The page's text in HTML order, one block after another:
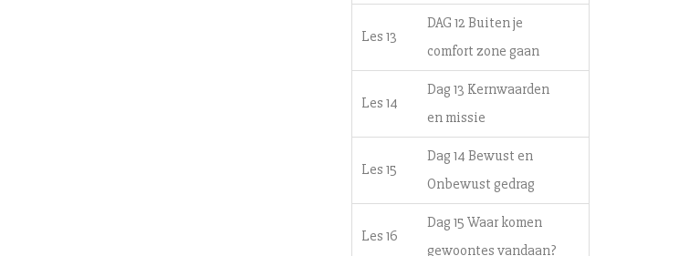
Les 13
DAG 12 Buiten je
comfort zone gaan
Les 14
Dag 13 Kernwaarden
en missie
Les 15
Dag 14 Bewust en
Onbewust gedrag
Les 16
Dag 15 Waar komen
gewoontes vandaan?